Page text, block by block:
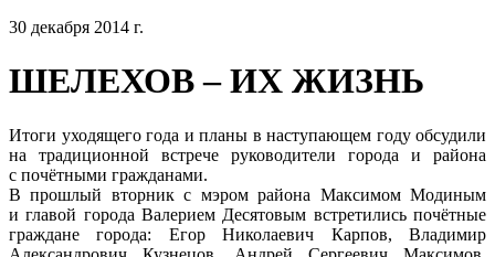
30 декабря 2014 г.
ШЕЛЕХОВ – ИХ ЖИЗНЬ
Итоги уходящего года и планы в наступающем году обсудили
на традиционной встрече руководители города и района
с почётными гражданами.
В прошлый вторник с мэром района Максимом Модиным
и главой города Валерием Десятовым встретились почётные
граждане города: Егор Николаевич Карпов, Владимир